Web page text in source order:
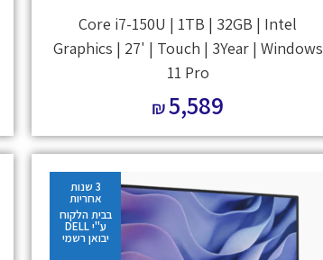
Core i7-150U | 1TB | 32GB | Intel
Graphics | 27' | Touch | 3Year | Windows
11 Pro
₪5,589
3 שנות
אחריות
בבית הלקוח
ע"י DELL
יבואן רשמי